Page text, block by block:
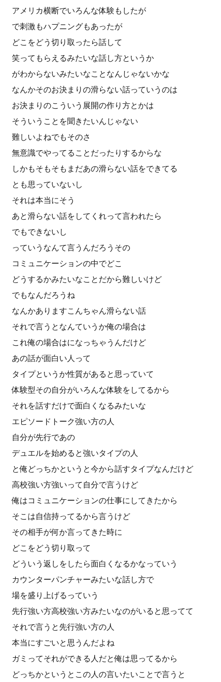
アメリカ横断でいろんな体験もしたが
で刺激もハプニングもあったが
どこをどう切り取ったら話して
笑ってもらえるみたいな話し方というか
がわからないみたいなことなんじゃないかな
なんかそのお決まりの滑らない話っていうのは
お決まりのこういう展開の作り方とかは
そういうことを聞きたいんじゃない
難しいよねでもそのさ
無意識でやってることだったりするからな
しかもそもそもまだあの滑らない話をできてる
とも思っていないし
それは本当にそう
あと滑らない話をしてくれって言われたら
でもできないし
っていうなんて言うんだろうその
コミュニケーションの中でどこ
どうするかみたいなことだから難しいけど
でもなんだろうね
なんかありますこんちゃん滑らない話
それで言うとなんていうか俺の場合は
これ俺の場合はになっちゃうんだけど
あの話が面白い人って
タイプというか性質があると思っていて
体験型その自分がいろんな体験をしてるから
それを話すだけで面白くなるみたいな
エピソードトーク強い方の人
自分が先行であの
デュエルを始めると強いタイプの人
と俺どっちかというと今から話すタイプなんだけど
高校強い方強いって自分で言うけど
俺はコミュニケーションの仕事にしてきたから
そこは自信持ってるから言うけど
その相手が何か言ってきた時に
どこをどう切り取って
どういう返しをしたら面白くなるかなっていう
カウンターパンチャーみたいな話し方で
場を盛り上げるっていう
先行強い方高校強い方みたいなのがいると思ってて
それで言うと先行強い方の人
本当にすごいと思うんだよね
ガミってそれができる人だと俺は思ってるから
どっちかというとこの人の言いたいことで言うと